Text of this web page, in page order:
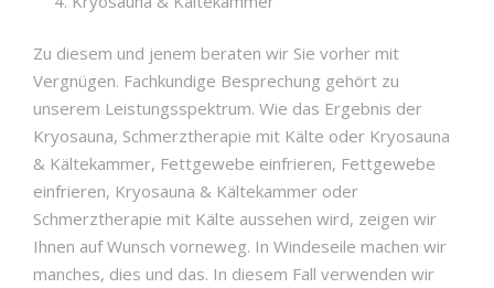
Zu diesem und jenem beraten wir Sie vorher mit
Vergnügen. Fachkundige Besprechung gehört zu
unserem Leistungsspektrum. Wie das Ergebnis der
Kryosauna, Schmerztherapie mit Kälte oder Kryosauna
& Kältekammer, Fettgewebe einfrieren, Fettgewebe
einfrieren, Kryosauna & Kältekammer oder
Schmerztherapie mit Kälte aussehen wird, zeigen wir
Ihnen auf Wunsch vorneweg. In Windeseile machen wir
manches, dies und das. In diesem Fall verwenden wir